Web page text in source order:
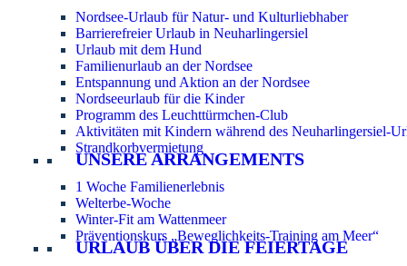
Nordsee-Urlaub für Natur- und Kulturliebhaber
Barrierefreier Urlaub in Neuharlingersiel
Urlaub mit dem Hund
Familienurlaub an der Nordsee
Entspannung und Aktion an der Nordsee
Nordseeurlaub für die Kinder
Programm des Leuchttürmchen-Club
Aktivitäten mit Kindern während des Neuharlingersiel-
Strandkorbvermietung
UNSERE ARRANGEMENTS
1 Woche Familienerlebnis
Welterbe-Woche
Winter-Fit am Wattenmeer
Präventionskurs „Beweglichkeits-Training am Meer“
URLAUB ÜBER DIE FEIERTAGE